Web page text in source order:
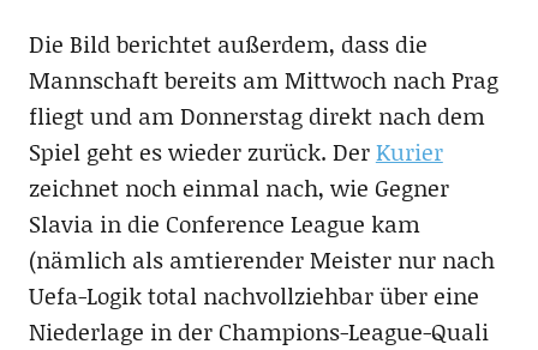
Die Bild berichtet außerdem, dass die
Mannschaft bereits am Mittwoch nach Prag
fliegt und am Donnerstag direkt nach dem
Spiel geht es wieder zurück. DerKurier
zeichnet noch einmal nach, wie Gegner
Slavia in die Conference League kam
(nämlich als amtierender Meister nur nach
Uefa-Logik total nachvollziehbar über eine
Niederlage in der Champions-League-Quali